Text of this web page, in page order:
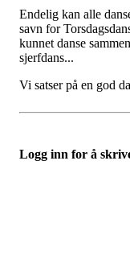
Endelig kan alle
savn for
kunnet danse
sjerfdans...
Vi satser på en god
Logg inn for å